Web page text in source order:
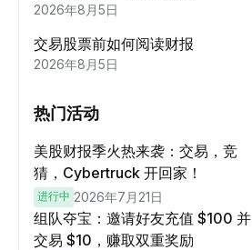
2026年8月5日
交易股票前如何阅读财报
2026年8月5日
热门活动
美股财报季火热来袭：交易，竞
猜，Cybertruck 开回家！
进行中 2026年7月21日
组队夺宝：邀请好友充值 $100 并
交易 $10，赚取双重奖励